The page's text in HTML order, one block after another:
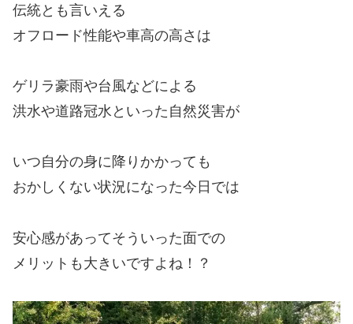
伝統とも言いえる
オフロード性能や車高の高さは
ゲリラ豪雨や台風などによる
洪水や道路冠水といった自然災害が
いつ自分の身に降りかかっても
おかしくない状況になった今日では
安心感があってそういった面での
メリットも大きいですよね！？